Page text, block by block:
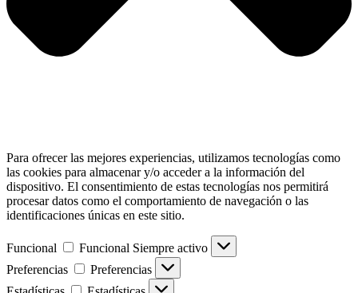
Para ofrecer las mejores experiencias, utilizamos tecnologías como
las cookies para almacenar y/o acceder a la información del
dispositivo. El consentimiento de estas tecnologías nos permitirá
procesar datos como el comportamiento de navegación o las
identificaciones únicas en este sitio.
Funcional Funcional Siempre activo
Preferencias
Preferencias